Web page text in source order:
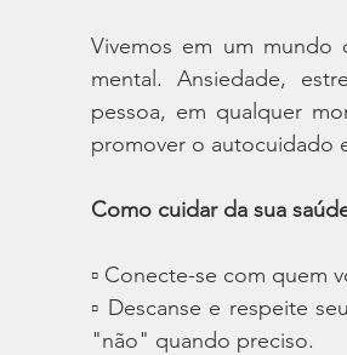
Vivemos em um mundo
mental. Ansiedade,
pessoa, em qualquer
promover o autocuidado
Como cuidar da sua
▫️ Conecte-se com quem
▫️ Descanse e respeite
"não" quando preciso.